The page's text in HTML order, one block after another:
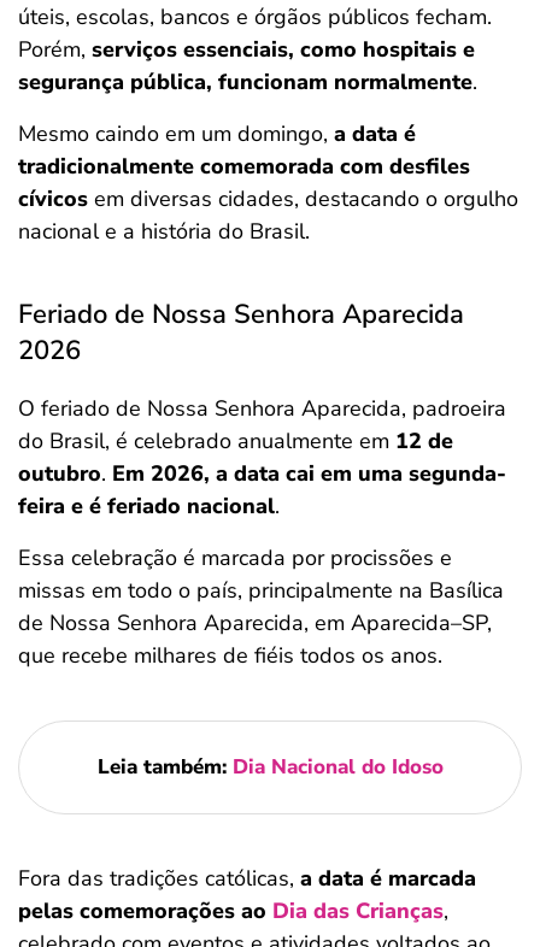
úteis, escolas, bancos e órgãos públicos fecham.
Porém, serviços essenciais, como hospitais e
segurança pública, funcionam normalmente.
Mesmo caindo em um domingo, a data é
tradicionalmente comemorada com desfiles
cívicos em diversas cidades, destacando o orgulho
nacional e a história do Brasil.
Feriado de Nossa Senhora Aparecida
2026
O feriado de Nossa Senhora Aparecida, padroeira
do Brasil, é celebrado anualmente em 12 de
outubro. Em 2026, a data cai em uma segunda-
feira e é feriado nacional.
Essa celebração é marcada por procissões e
missas em todo o país, principalmente na Basílica
de Nossa Senhora Aparecida, em Aparecida–SP,
que recebe milhares de fiéis todos os anos.
Leia também: Dia Nacional do Idoso
Fora das tradições católicas, a data é marcada
pelas comemorações ao Dia das Crianças,